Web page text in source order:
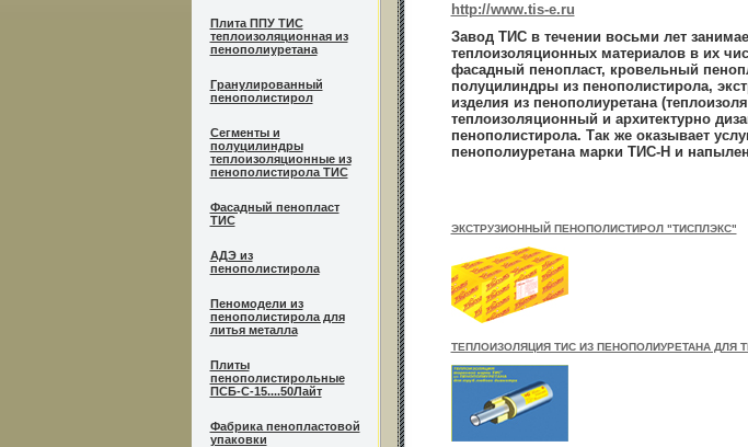
Плита ППУ ТИС
теплоизоляционная из
пенополиуретана
Гранулированный
пенополистирол
Сегменты и
полуцилиндры
теплоизоляционные из
пенополистирола ТИС
Фасадный пенопласт
ТИС
АДЭ из
пенополистирола
Пеномодели из
пенополистирола для
литья металла
Плиты
пенополистирольные
ПСБ-С-15....50Лайт
Фабрика пенопластовой
упаковки
http://www.tis-e.ru
Завод ТИС в течении восьми лет
теплоизоляционных материалов в их
фасадный пенопласт, кровельный
полуцилиндры из пенополистирола,
изделия из пенополиуретана
теплоизоляционный и архитектурно
пенополистирола. Так же оказывает
пенополиуретана марки ТИС-Н и
ЭКСТРУЗИОННЫЙ ПЕНОПОЛИСТИРОЛ "ТИСПЛЭКС"
ТЕПЛОИЗОЛЯЦИЯ ТИС ИЗ ПЕНОПОЛИУРЕТАНА ДЛЯ